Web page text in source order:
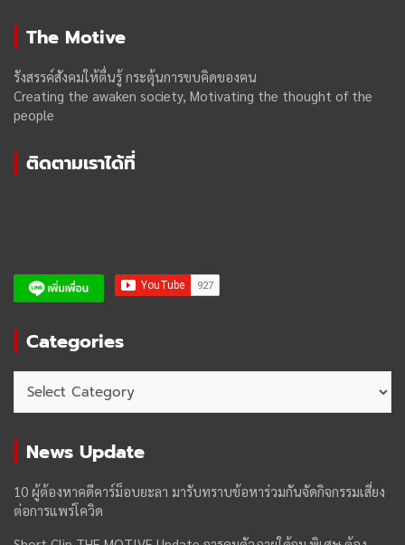
The Motive
รังสรรค์สังคมให้ตื่นรู้ กระตุ้นการขบคิดของฅน
Creating the awaken society, Motivating the thought of the
people
ติดตามเราได้ที่
Categories
News Update
10 ผู้ต้องหาคดีคาร์ม็อบยะลา มารับทราบข้อหาร่วมกันจัดกิจกรรมเสี่ยง
ต่อการแพร่โควิด